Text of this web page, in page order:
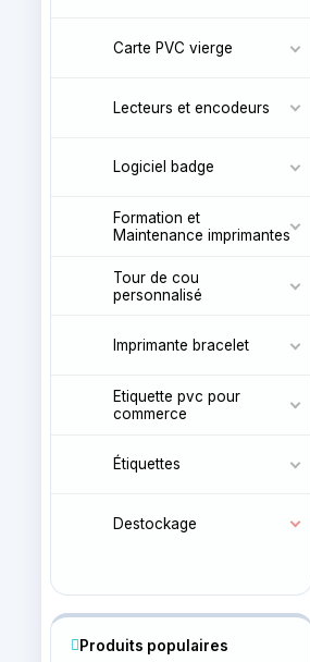
Carte PVC vierge
Lecteurs et encodeurs
Logiciel badge
Formation et
Maintenance imprimantes
Tour de cou
personnalisé
Imprimante bracelet
Etiquette pvc pour
commerce
Étiquettes
Destockage
Produits populaires